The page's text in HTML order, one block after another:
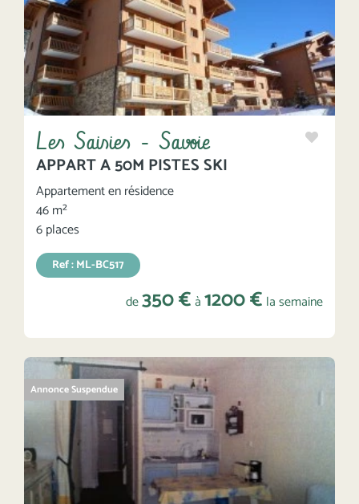
Les Saisies - Savoie
APPART A 50M PISTES SKI
Appartement en résidence
46 m²
6 places
Ref : ML-BC517
de350 €à1200 € la semaine
Annonce Suspendue